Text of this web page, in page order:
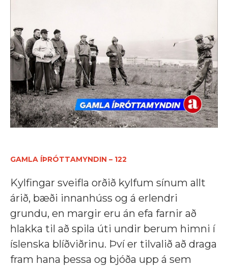
GAMLA ÍÞRÓTTAMYNDIN – 122
Kylfingar sveifla orðið kylfum sínum allt
árið, bæði innanhúss og á erlendri
grundu, en margir eru án efa farnir að
hlakka til að spila úti undir berum himni í
íslenska blíðviðrinu. Því er tilvalið að draga
fram hana þessa og bjóða upp á sem